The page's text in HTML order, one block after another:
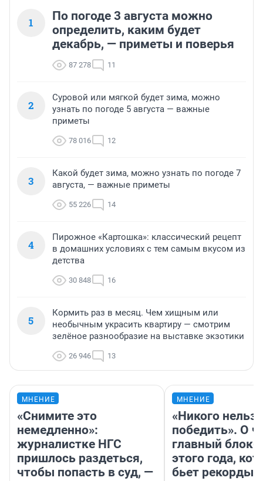
1
По погоде 3 августа можно
определить, каким будет
декабрь, — приметы и поверья
87 278 11
2
Суровой или мягкой будет зима, можно
узнать по погоде 5 августа — важные
приметы
78 016 12
3
Какой будет зима, можно узнать по погоде 7
августа, — важные приметы
55 226 14
4
Пирожное «Картошка»: классический рецепт
в домашних условиях с тем самым вкусом из
детства
30 848 16
5
Кормить раз в месяц. Чем хищным или
необычным украсить квартиру — смотрим
зелёное разнообразие на выставке экзотики
26 946 13
МНЕНИЕ
«Снимите это
немедленно»:
журналистке НГС
пришлось раздеться,
чтобы попасть в суд, —
МНЕНИЕ
«Никого нельзя
победить». О
главный
этого года,
бьет рекорды в